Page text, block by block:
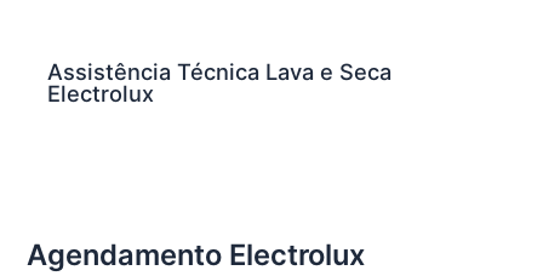
Assistência Técnica Lava e Seca
Electrolux
Agendamento Electrolux